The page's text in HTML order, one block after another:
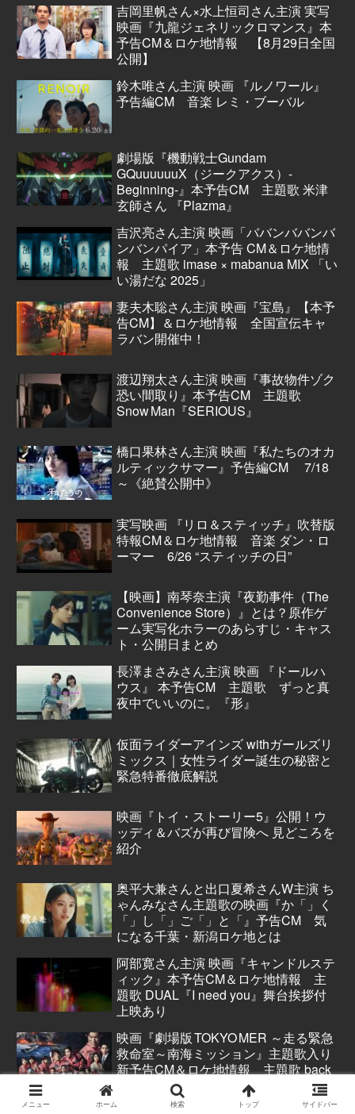
吉岡里帆さん×水上恒司さん主演 実写
映画『九龍ジェネリックロマンス』本
予告CM＆ロケ地情報 【8月29日全国
公開】
鈴木唯さん主演 映画 『ルノワール』
予告編CM 音楽 レミ・ブーバル
劇場版『機動戦士Gundam
GQuuuuuuX（ジークアクス）-
Beginning-』本予告CM 主題歌 米津
玄師さん 『Plazma』
吉沢亮さん主演 映画「ババンババンバ
ンバンパイア」本予告 CM＆ロケ地情
報 主題歌 imase × mabanua MIX 「い
い湯だな 2025」
妻夫木聡さん主演 映画『宝島』【本予
告CM】＆ロケ地情報 全国宣伝キャ
ラバン開催中！
渡辺翔太さん主演 映画『事故物件ゾク
恐い間取り』本予告CM 主題歌
Snow Man『SERIOUS』
橋口果林さん主演 映画『私たちのオカ
ルティックサマー』予告編CM 7/18
～《絶賛公開中》
実写映画 『リロ＆スティッチ』吹替版
特報CM＆ロケ地情報 音楽 ダン・ロ
ーマー 6/26 “スティッチの日”
【映画】南琴奈主演『夜勤事件（The
Convenience Store）』とは？原作ゲ
ーム実写化ホラーのあらすじ・キャス
ト・公開日まとめ
長澤まさみさん主演 映画 『ドールハ
ウス』 本予告CM 主題歌 ずっと真
夜中でいいのに。『形』
仮面ライダーアインズ withガールズリ
ミックス｜女性ライダー誕生の秘密と
緊急特番徹底解説
映画『トイ・ストーリー5』公開！ウ
ッディ＆バズが再び冒険へ 見どころを
紹介
奥平大兼さんと出口夏希さんW主演 ち
ゃんみなさん主題歌の映画『か「」く
「」し「」ご「」と「』予告CM 気
になる千葉・新潟ロケ地とは
阿部寛さん主演 映画『キャンドルステ
ィック』本予告CM＆ロケ地情報 主
題歌 DUAL『I need you』舞台挨拶付
上映あり
映画『劇場版 TOKYO MER ～走る緊急
救命室～南海ミッション』主題歌入り
新予告CM＆ロケ地情報 主題歌 back
number「幕が上がる」
メニュー ホーム 検索 トップ サイドバー